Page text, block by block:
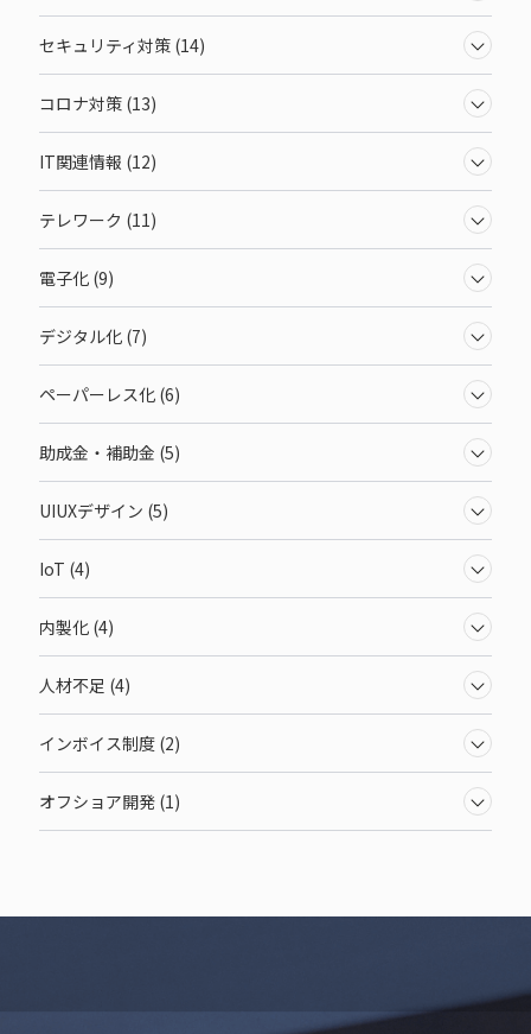
セキュリティ対策 (14)
コロナ対策 (13)
IT関連情報 (12)
テレワーク (11)
電子化 (9)
デジタル化 (7)
ペーパーレス化 (6)
助成金・補助金 (5)
UIUXデザイン (5)
IoT (4)
内製化 (4)
人材不足 (4)
インボイス制度 (2)
オフショア開発 (1)